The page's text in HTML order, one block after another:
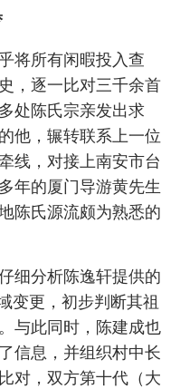
将所有闲暇投入查
，逐一比对三千余首
处陈氏宗亲发出求
他，辗转联系上一位
线，对接上南安市台
年的厦门导游黄先生
陈氏源流颇为熟悉的
细分析陈逸轩提供的
变更，初步判断其祖
与此同时，陈建成也
信息，并组织村中长
对，双方第十代（大